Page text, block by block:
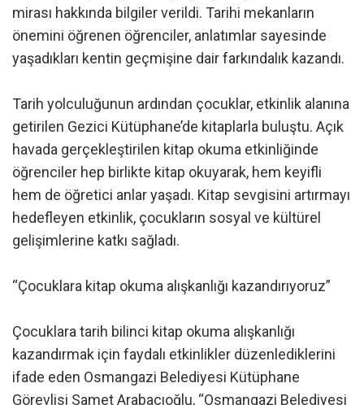
mirası hakkında bilgiler verildi. Tarihi mekanların
önemini öğrenen öğrenciler, anlatımlar sayesinde
yaşadıkları kentin geçmişine dair farkındalık kazandı.
Tarih yolculuğunun ardından çocuklar, etkinlik alanına
getirilen Gezici Kütüphane’de kitaplarla buluştu. Açık
havada gerçekleştirilen kitap okuma etkinliğinde
öğrenciler hep birlikte kitap okuyarak, hem keyifli
hem de öğretici anlar yaşadı. Kitap sevgisini artırmayı
hedefleyen etkinlik, çocukların sosyal ve kültürel
gelişimlerine katkı sağladı.
“Çocuklara kitap okuma alışkanlığı kazandırıyoruz”
Çocuklara tarih bilinci kitap okuma alışkanlığı
kazandırmak için faydalı etkinlikler düzenlediklerini
ifade eden Osmangazi Belediyesi Kütüphane
Görevlisi Samet Arabacıoğlu, “Osmangazi Belediyesi